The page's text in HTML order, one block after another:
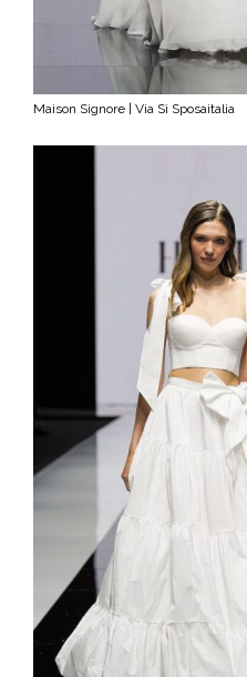
Maison Signore | Via Sì Sposaitalia